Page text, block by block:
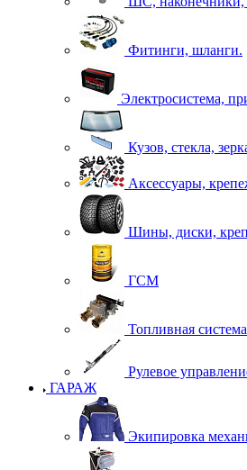
Фитинги, шланги.
Электросистема,
Кузов, стекла,
Аксессуары,
Шины, диски,
ГСМ
Топливная система
Рулевое
ГАРАЖ
Экипировка